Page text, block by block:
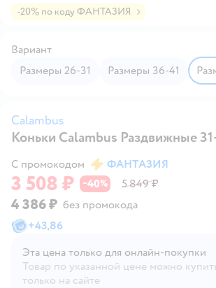
-20% по коду ФАНТАЗИЯ
Вариант
Размеры 26-31
Размеры 36-41
Calambus
Коньки Calambus Раздвижные
С промокодом
ФАНТАЗИЯ
3 508 ₽ −40% 5 849 ₽
4 386 ₽ без промокода
+43,86
Эта цена только для онлайн‑покупки
Товар по указанной цене можно
только на сайте